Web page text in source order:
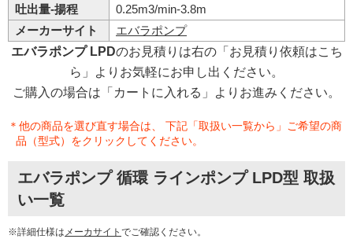
吐出量-揚程
0.25m3/min-3.8m
メーカーサイト
エバラポンプ
エバラポンプ LPDのお見積りは右の「お見積り依頼はこち
ら」よりお気軽にお申し出ください。
ご購入の場合は「カートに入れる」よりお進みください。
＊他の商品を選び直す場合は、 下記「取扱い一覧から」ご希望の商
品（型式）をクリックしてください。
エバラポンプ 循環 ラインポンプ LPD型 取扱
い一覧
※詳細仕様は メーカサイト でご確認ください。